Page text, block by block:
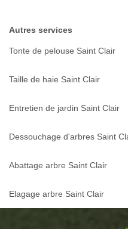
Autres services
Tonte de pelouse Saint Clair
Taille de haie Saint Clair
Entretien de jardin Saint Clair
Dessouchage d'arbres Saint
Abattage arbre Saint Clair
Elagage arbre Saint Clair